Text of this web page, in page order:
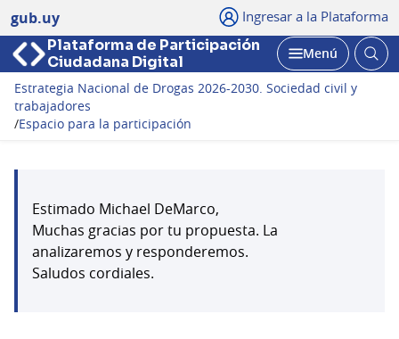
gub.uy Ingresar a la Plataforma
Plataforma de Participación
Ciudadana Digital
Abrir
Menú
Estrategia Nacional de Drogas 2026-2030. Sociedad civil y
trabajadores
/Espacio para la participación
Estimado Michael DeMarco,
Muchas gracias por tu propuesta. La
analizaremos y responderemos.
Saludos cordiales.